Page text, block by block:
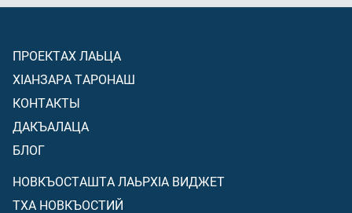
ПРОЕКТАХ ЛАЬЦА
ХIАНЗАРА ТАРОНАШ
КОНТАКТЫ
ДАКЪАЛАЦА
БЛОГ
НОВКЪОСТАШТА ЛАЬРХIА ВИДЖЕТ
ТХА НОВКЪОСТИЙ